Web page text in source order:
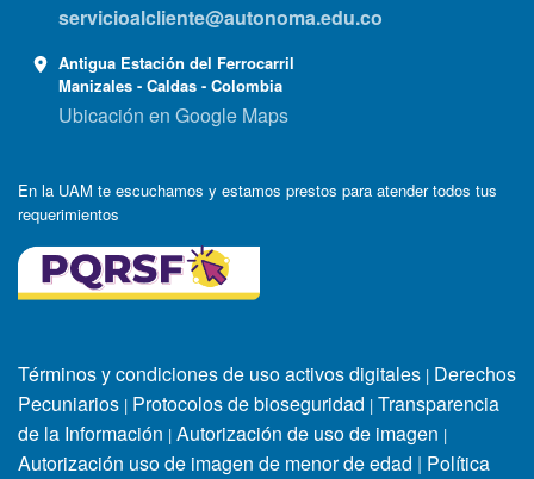
servicioalcliente@autonoma.edu.co
Antigua Estación del Ferrocarril
Manizales - Caldas - Colombia
Ubicación en Google Maps
En la UAM te escuchamos y estamos prestos para atender todos tus
requerimientos
Términos y condiciones de uso activos digitales | Derechos
Pecuniarios | Protocolos de bioseguridad | Transparencia
de la Información | Autorización de uso de imagen |
Autorización uso de imagen de menor de edad | Política